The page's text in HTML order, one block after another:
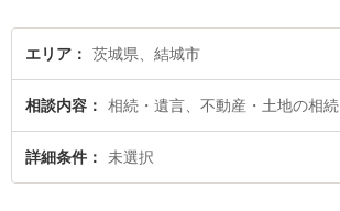
エリア 茨城県、結城市
相談内容 相続・遺言、不動産・土地の相続
詳細条件 未選択